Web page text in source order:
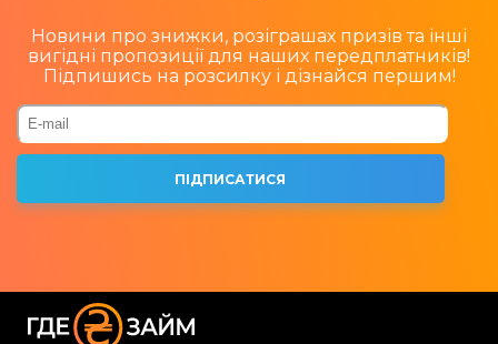
Новини про знижки, розіграшах призів та інші
вигідні пропозиції для наших передплатників!
Підпишись на розсилку і дізнайся першим!